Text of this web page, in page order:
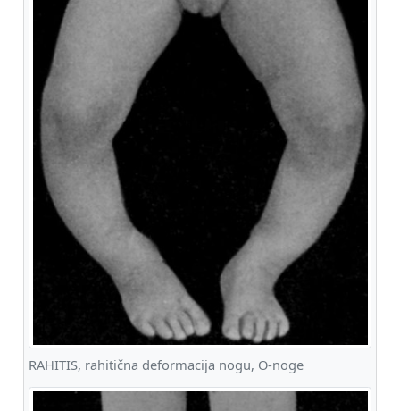
RAHITIS, rahitična deformacija nogu, O-noge